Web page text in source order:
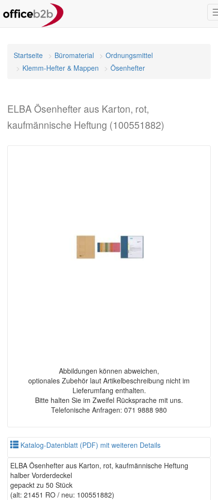
Startseite Büromaterial
Ordnungsmittel
Klemm-Hefter & Mappen
Ösenhefter
ELBA Ösenhefter aus Karton, rot,
kaufmännische Heftung (100551882)
Abbildungen können abweichen,
optionales Zubehör laut Artikelbeschreibung nicht im
Lieferumfang enthalten.
Bitte halten Sie im Zweifel Rücksprache mit uns.
Telefonische Anfragen: 071 9888 980
Katalog-Datenblatt (PDF) mit weiteren Details
ELBA Ösenhefter aus Karton, rot, kaufmännische Heftung
halber Vorderdeckel
gepackt zu 50 Stück
(alt: 21451 RO / neu: 100551882)